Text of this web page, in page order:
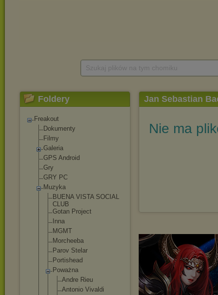
Foldery
Freakout
Dokumenty
Filmy
Galeria
GPS Android
Gry
GRY PC
Muzyka
BUENA VISTA SOCIAL
CLUB
Gotan Project
Inna
MGMT
Morcheeba
Parov Stelar
Portishead
Poważna
Andre Rieu
Antonio Vivaldi
Jan Sebastian
Nie ma